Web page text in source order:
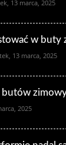
13 marca, 2025
w buty
13 marca, 2025
butów
2025